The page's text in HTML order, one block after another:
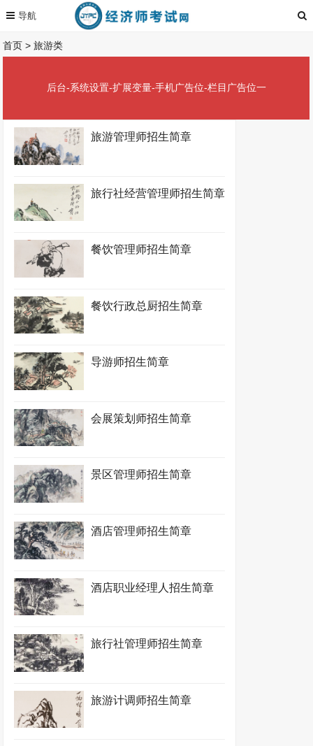
首页 >旅游类
后台-系统设置-扩展变量-手机广告位-栏目广告位一
旅游管理师招生简章
旅行社经营管理师招生简章
餐饮管理师招生简章
餐饮行政总厨招生简章
导游师招生简章
会展策划师招生简章
景区管理师招生简章
酒店管理师招生简章
酒店职业经理人招生简章
旅行社管理师招生简章
旅游计调师招生简章